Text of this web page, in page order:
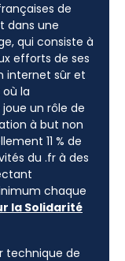
de
dans une
qui consiste à
efforts de ses
internet sûr et
la
un rôle de
à but non
11 % de
du .fr à des
chaque
la Solidarité
technique de